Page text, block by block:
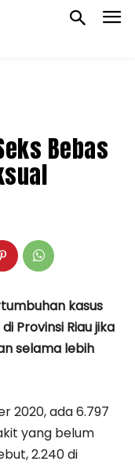
Bebas
kasus
Provinsi Riau jika
selama lebih
2020, ada 6.797
yang belum
2.240 di